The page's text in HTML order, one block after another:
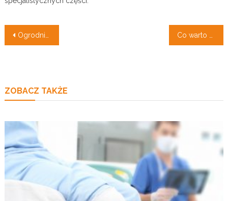
Nawigacja
Ogrodnik – Twórca zielonych przestrzeni
ZOBACZ TAKŻE